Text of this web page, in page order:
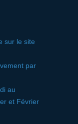
sur le site
par
au
et Février